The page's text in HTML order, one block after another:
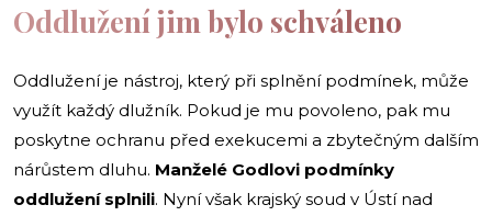
Oddlužení jim bylo schváleno
Oddlužení je nástroj, který při splnění podmínek, může
využít každý dlužník. Pokud je mu povoleno, pak mu
poskytne ochranu před exekucemi a zbytečným dalším
nárůstem dluhu. Manželé Godlovi podmínky
oddlužení splnili. Nyní však krajský soud v Ústí nad